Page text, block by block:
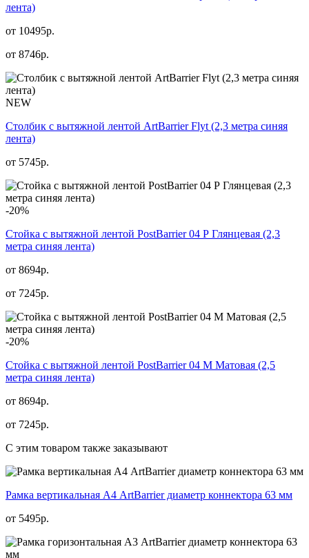
лента)
от 10495р.
от 8746р.
NEW
Столбик с вытяжной лентой ArtBarrier Flyt (2,3 метра синяя
лента)
от 5745р.
-20%
Стойка с вытяжной лентой PostBarrier 04 Р Глянцевая (2,3
метра синяя лента)
от 8694р.
от 7245р.
-20%
Стойка с вытяжной лентой PostBarrier 04 M Матовая (2,5
метра синяя лента)
от 8694р.
от 7245р.
С этим товаром также заказывают
Рамка вертикальная А4 ArtBarrier диаметр коннектора 63 мм
от 5495р.